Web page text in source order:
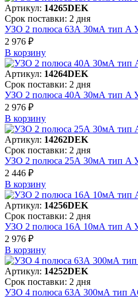
Артикул: 14265DEK
Срок поставки: 2 дня
УЗО 2 полюса 63А 30мА тип A
2 976 ₽
В корзинy
Артикул: 14264DEK
Срок поставки: 2 дня
УЗО 2 полюса 40А 30мА тип A
2 976 ₽
В корзинy
Артикул: 14262DEK
Срок поставки: 2 дня
УЗО 2 полюса 25А 30мА тип A
2 446 ₽
В корзинy
Артикул: 14256DEK
Срок поставки: 2 дня
УЗО 2 полюса 16А 10мА тип A
2 976 ₽
В корзинy
Артикул: 14252DEK
Срок поставки: 2 дня
УЗО 4 полюса 63А 300мА тип